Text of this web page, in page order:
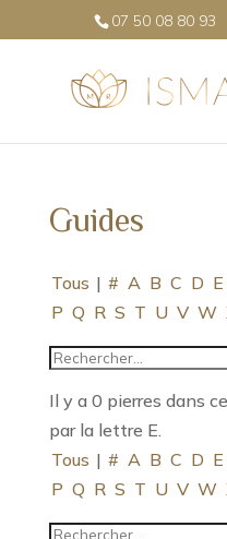
07 50 08 80 93
Guides
Tous | # A B C D E
P Q R S T U V W
Il y a 0 pierres dans
par la lettre E.
Tous | # A B C D E
P Q R S T U V W